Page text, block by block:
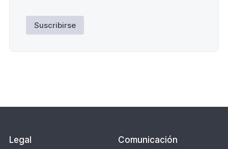
Suscribirse
Legal Comunicación